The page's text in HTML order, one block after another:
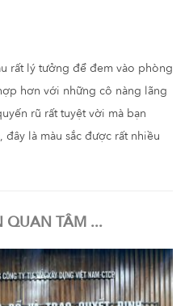
rất lý tưởng để đem vào phòng
hơn với những cô nàng lãng
rũ rất tuyệt vời mà bạn
là màu sắc được rất nhiều
QUAN TÂM ...